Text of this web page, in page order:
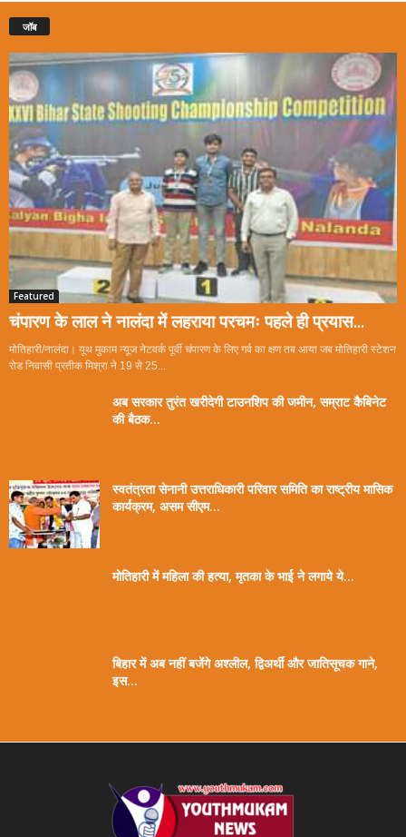
जॉब
Featured
चंपारण के लाल ने नालंदा में लहराया परचमः पहले ही प्रयास...
मोतिहारी/नालंदा। यूथ मुकाम न्यूज नेटवर्क पूर्वी चंपारण के लिए गर्व का क्षण तब आया जब मोतिहारी स्टेशन
रोड निवासी प्रतीक मिश्रा ने 19 से 25...
अब सरकार तुरंत खरीदेगी टाउनशिप की जमीन, सम्राट कैबिनेट
की बैठक...
स्वतंत्रता सेनानी उत्तराधिकारी परिवार समिति का राष्ट्रीय मासिक
कार्यक्रम, असम सीएम...
मोतिहारी में महिला की हत्या, मृतका के भाई ने लगाये ये...
बिहार में अब नहीं बजेंगे अश्लील, द्विअर्थी और जातिसूचक गाने,
इस...